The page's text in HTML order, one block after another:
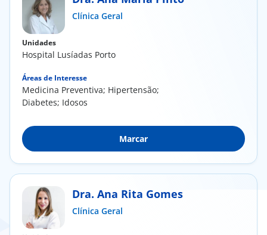
a nós
EN
Clínica Geral
Unidades
Hospital Lusíadas Porto
Áreas de Interesse
Medicina Preventiva; Hipertensão;
Diabetes; Idosos
Marcar
Dra. Ana Rita Gomes
Clínica Geral